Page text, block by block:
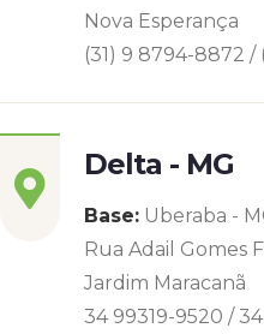
Nova Esperança
(31) 9 8794-8872 /
Delta - MG
Base: Uberaba -
Rua Adail Gomes
Jardim Maracanã
34 99319-9520 /